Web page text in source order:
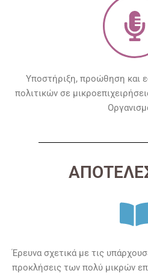
Υποστήριξη, προώθηση και
πολιτικών σε
Έρευνα σχετικά με τις
προκλήσεις των πολύ μικρών